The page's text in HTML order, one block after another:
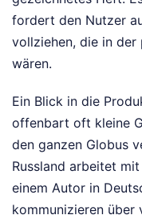
fordert den Nutzer
vollziehen, die in der
wären.
Ein Blick in die
offenbart oft kleine
den ganzen Globus
Russland arbeitet
einem Autor in
kommunizieren über